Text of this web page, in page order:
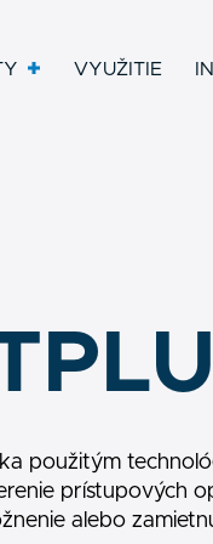
VYUŽITIE
použitým
prístupových
alebo